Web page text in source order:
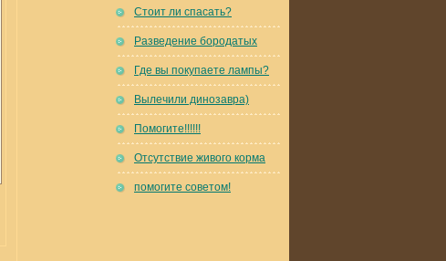
Стоит ли спасать?
Разведение бородатых
Где вы покупаете лампы?
Вылечили динозавра)
Помогите!!!!!!
Отсутствие живого корма
помогите советом!